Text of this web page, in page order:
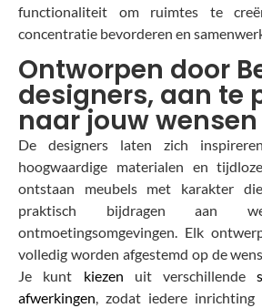
functionaliteit om ruimtes te
concentratie bevorderen en
Ontworpen door
designers, aan te
naar jouw wensen
De designers laten zich
hoogwaardige materialen en
ontstaan meubels met karakter
praktisch bijdragen aan
ontmoetingsomgevingen. Elk
volledig worden afgestemd op de
Je kunt kiezen uit verschillende
afwerkingen, zodat iedere